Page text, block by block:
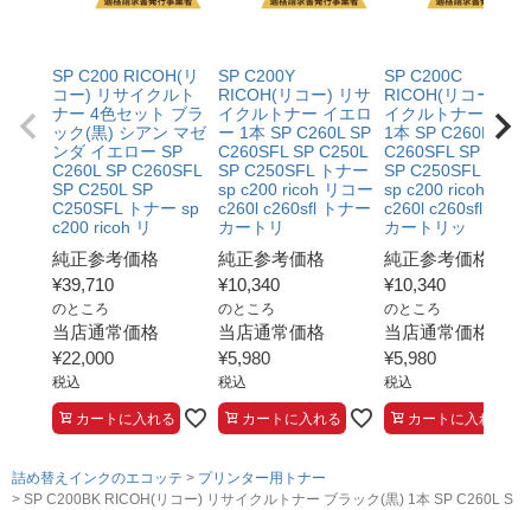
SP C200 RICOH(リ
コー) リサイクルト
ナー 4色セット ブラ
ック(黒) シアン マゼ
ンダ イエロー SP
C260L SP C260SFL
SP C250L SP
C250SFL トナー sp
c200 ricoh リ
純正参考価格
¥39,710
のところ
当店通常価格
¥22,000
税込
カートに入れる
SP C200Y
RICOH(リコー) リサ
イクルトナー イエロ
ー 1本 SP C260L SP
C260SFL SP C250L
SP C250SFL トナー
sp c200 ricoh リコー
c260l c260sfl トナー
カートリ
純正参考価格
¥10,340
のところ
当店通常価格
¥5,980
税込
カートに入れる
SP C200C
RICOH(リコー) リ
イクルトナー シア
1本 SP C260L SP
C260SFL SP
SP C250SFL トナ
sp c200 ricoh リコ
c260l c260sfl トナ
カートリッ
純正参考価格
¥10,340
のところ
当店通常価格
¥5,980
税込
カートに入れる
詰め替えインクのエコッテ
プリンター用トナー
SP C200BK RICOH(リコー) リサイクルトナー ブラック(黒) 1本 SP C260L S